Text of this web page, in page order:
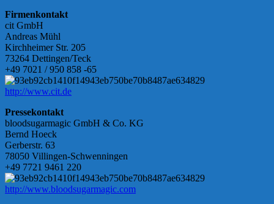
Firmenkontakt
cit GmbH
Andreas Mühl
Kirchheimer Str. 205
73264 Dettingen/Teck
+49 7021 / 950 858 -65
http://www.cit.de
Pressekontakt
bloodsugarmagic GmbH & Co. KG
Bernd Hoeck
Gerberstr. 63
78050 Villingen-Schwenningen
+49 7721 9461 220
http://www.bloodsugarmagic.com